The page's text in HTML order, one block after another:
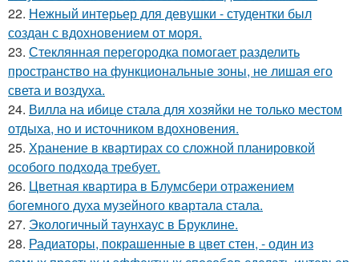
22. Нежный интерьер для девушки - студентки был
создан с вдохновением от моря.
23. Стеклянная перегородка помогает разделить
пространство на функциональные зоны, не лишая его
света и воздуха.
24. Вилла на ибице стала для хозяйки не только местом
отдыха, но и источником вдохновения.
25. Хранение в квартирах со сложной планировкой
особого подхода требует.
26. Цветная квартира в Блумсбери отражением
богемного духа музейного квартала стала.
27. Экологичный таунхаус в Бруклине.
28. Радиаторы, покрашенные в цвет стен, - один из